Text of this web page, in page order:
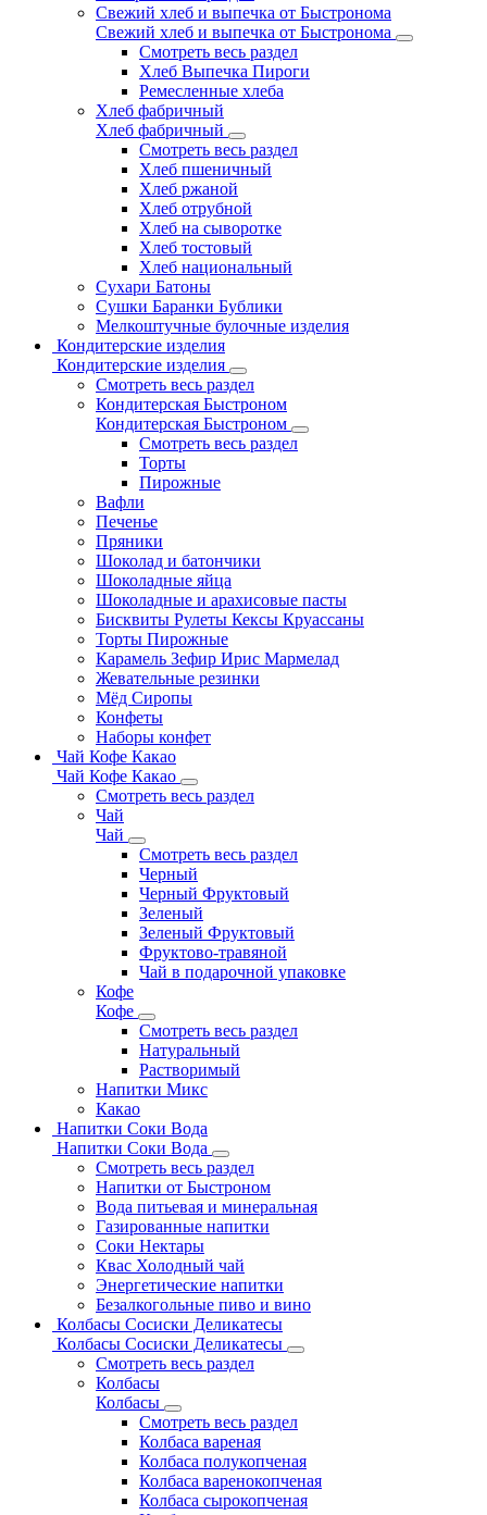
Свежий хлеб и выпечка от Быстронома
Свежий хлеб и выпечка от Быстронома
Смотреть весь раздел
Хлеб Выпечка Пироги
Ремесленные хлеба
Хлеб фабричный
Хлеб фабричный
Смотреть весь раздел
Хлеб пшеничный
Хлеб ржаной
Хлеб отрубной
Хлеб на сыворотке
Хлеб тостовый
Хлеб национальный
Сухари Батоны
Сушки Баранки Бублики
Мелкоштучные булочные изделия
Кондитерские изделия
Кондитерские изделия
Смотреть весь раздел
Кондитерская Быстроном
Кондитерская Быстроном
Смотреть весь раздел
Торты
Пирожные
Вафли
Печенье
Пряники
Шоколад и батончики
Шоколадные яйца
Шоколадные и арахисовые пасты
Бисквиты Рулеты Кексы Круассаны
Торты Пирожные
Карамель Зефир Ирис Мармелад
Жевательные резинки
Мёд Сиропы
Конфеты
Наборы конфет
Чай Кофе Какао
Чай Кофе Какао
Смотреть весь раздел
Чай
Чай
Смотреть весь раздел
Черный
Черный Фруктовый
Зеленый
Зеленый Фруктовый
Фруктово-травяной
Чай в подарочной упаковке
Кофе
Кофе
Смотреть весь раздел
Натуральный
Растворимый
Напитки Микс
Какао
Напитки Соки Вода
Напитки Соки Вода
Смотреть весь раздел
Напитки от Быстроном
Вода питьевая и минеральная
Газированные напитки
Соки Нектары
Квас Холодный чай
Энергетические напитки
Безалкогольные пиво и вино
Колбасы Сосиски Деликатесы
Колбасы Сосиски Деликатесы
Смотреть весь раздел
Колбасы
Колбасы
Смотреть весь раздел
Колбаса вареная
Колбаса полукопченая
Колбаса варенокопченая
Колбаса сырокопченая